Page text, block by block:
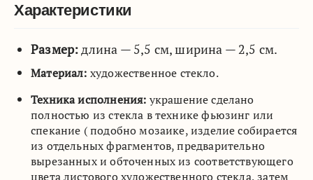
Характеристики
Размер: длина — 5,5 см, ширина — 2,5 см.
Материал: художественное стекло.
Техника исполнения: украшение сделано
полностью из стекла в технике фьюзинг или
спекание ( подобно мозаике, изделие собирается
из отдельных фрагментов, предварительно
вырезанных и обточенных из соответствующего
цвета листового художественного стекла, затем